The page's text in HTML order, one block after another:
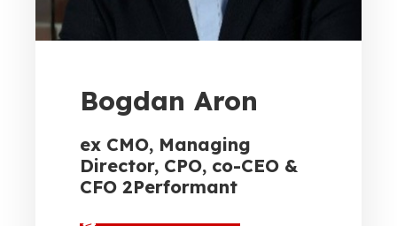
Bogdan Aron
ex CMO, Managing
Director, CPO, co-CEO &
CFO 2Performant